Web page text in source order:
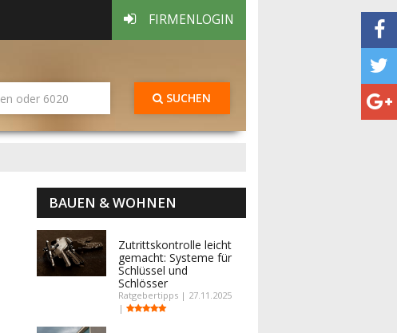
FIRMENLOGIN
SUCHEN
BAUEN & WOHNEN
Zutrittskontrolle leicht
gemacht: Systeme für
Schlüssel und
Schlösser
Ratgebertipps | 27.11.2025
|